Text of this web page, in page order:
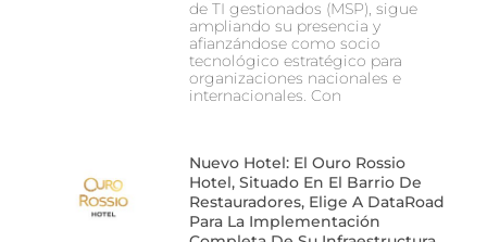
de TI gestionados (MSP), sigue
ampliando su presencia y
afianzándose como socio
tecnológico estratégico para
organizaciones nacionales e
internacionales. Con
Nuevo Hotel: El Ouro Rossio
Hotel, Situado En El Barrio De
Restauradores, Elige A DataRoad
Para La Implementación